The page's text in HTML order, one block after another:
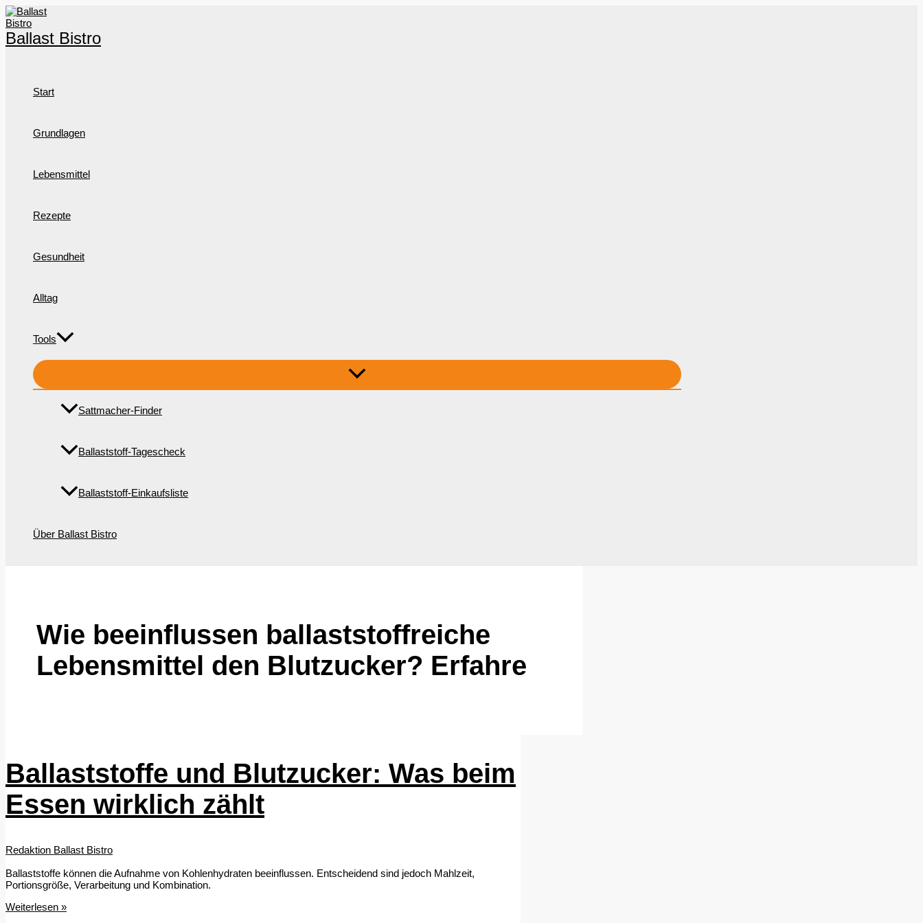
Zum
Inhalt
springen
Ballast Bistro
Start
Grundlagen
Lebensmittel
Rezepte
Gesundheit
Alltag
Tools
Sattmacher-Finder
Ballaststoff-Tagescheck
Ballaststoff-Einkaufsliste
Über Ballast Bistro
Wie beeinflussen ballaststoffreiche
Lebensmittel den Blutzucker? Erfahre
Ballaststoffe und Blutzucker: Was beim
Essen wirklich zählt
Redaktion Ballast Bistro
Ballaststoffe können die Aufnahme von Kohlenhydraten beeinflussen. Entscheidend sind jedoch Mahlzeit,
Portionsgröße, Verarbeitung und Kombination.
Ballaststoffe
Weiterlesen »